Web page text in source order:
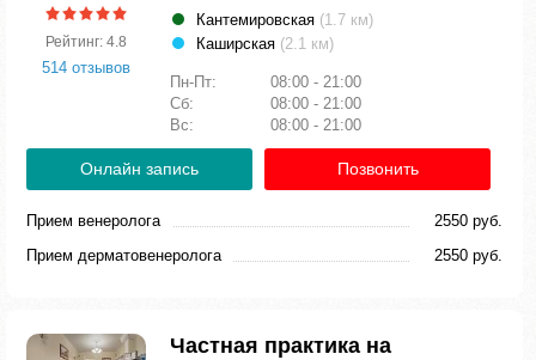
Рейтинг: 4.8
514 отзывов
Кантемировская (1.7 км)
Каширская (2.1 км)
Пн-Пт:
08:00 - 21:00
Сб:
08:00 - 21:00
Вс:
08:00 - 21:00
Онлайн запись Позвонить
Прием венеролога
2550 руб.
Прием дерматовенеролога
2550 руб.
Частная практика на